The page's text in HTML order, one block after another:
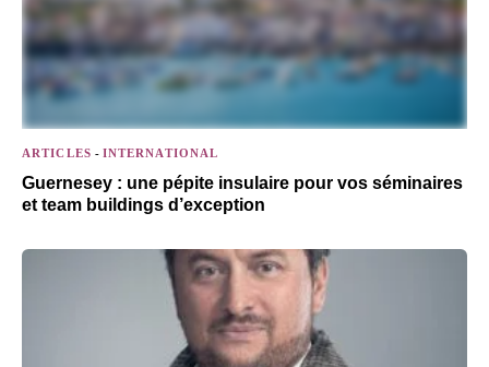
ARTICLES - INTERNATIONAL
Guernesey : une pépite insulaire pour vos séminaires
et team buildings d’exception